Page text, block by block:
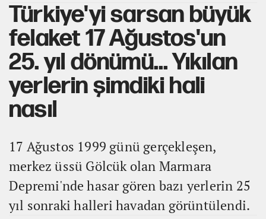
Türkiye'yi sarsan büyük
felaket 17 Ağustos'un
25. yıl dönümü... Yıkılan
yerlerin şimdiki hali
nasıl
17 Ağustos 1999 günü gerçekleşen,
merkez üssü Gölcük olan Marmara
Depremi'nde hasar gören bazı yerlerin 25
yıl sonraki halleri havadan görüntülendi.